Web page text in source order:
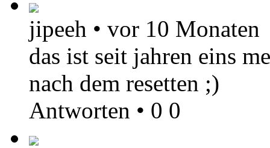
jipeeh • vor 10 Monaten
das ist seit jahren eins
nach dem resetten ;)
Antworten • 0 0